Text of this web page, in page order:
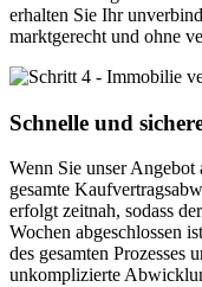
erhalten Sie Ihr
marktgerecht und ohne
Schnelle und
Wenn Sie unser
gesamte
erfolgt zeitnah, sodass
Wochen abgeschlossen
des gesamten Prozesses
unkomplizierte